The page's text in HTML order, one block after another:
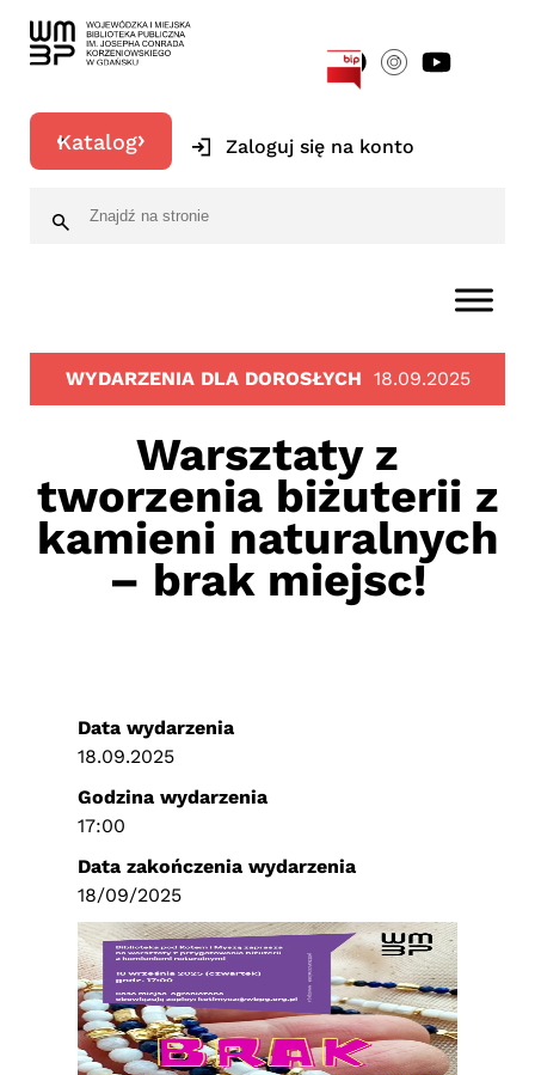
Katalog Zaloguj się na konto
WYDARZENIA DLA DOROSŁYCH 18.09.2025
Warsztaty z
tworzenia biżuterii z
kamieni naturalnych
– brak miejsc!
Data wydarzenia
18.09.2025
Godzina wydarzenia
17:00
Data zakończenia wydarzenia
18/09/2025